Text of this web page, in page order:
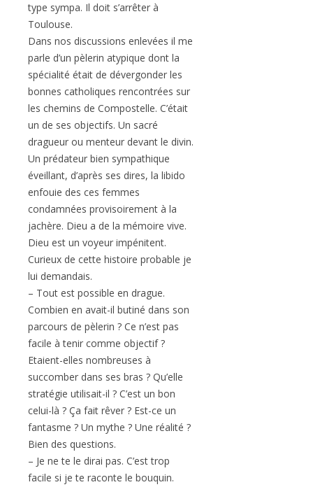
type sympa. Il doit s’arrêter à
Toulouse.
Dans nos discussions enlevées il me
parle d’un pèlerin atypique dont la
spécialité était de dévergonder les
bonnes catholiques rencontrées sur
les chemins de Compostelle. C’était
un de ses objectifs. Un sacré
dragueur ou menteur devant le divin.
Un prédateur bien sympathique
éveillant, d’après ses dires, la libido
enfouie des ces femmes
condamnées provisoirement à la
jachère. Dieu a de la mémoire vive.
Dieu est un voyeur impénitent.
Curieux de cette histoire probable je
lui demandais.
– Tout est possible en drague.
Combien en avait-il butiné dans son
parcours de pèlerin ? Ce n’est pas
facile à tenir comme objectif ?
Etaient-elles nombreuses à
succomber dans ses bras ? Qu’elle
stratégie utilisait-il ? C’est un bon
celui-là ? Ça fait rêver ? Est-ce un
fantasme ? Un mythe ? Une réalité ?
Bien des questions.
– Je ne te le dirai pas. C’est trop
facile si je te raconte le bouquin.